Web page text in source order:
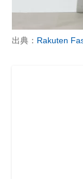
出典： Rakuten